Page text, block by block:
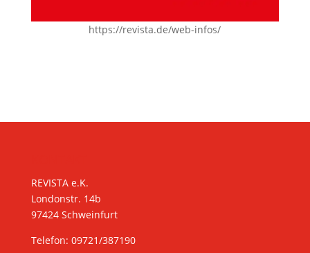
https://revista.de/web-infos/
REVISTA e.K.
Londonstr. 14b
97424 Schweinfurt
Telefon: 09721/387190